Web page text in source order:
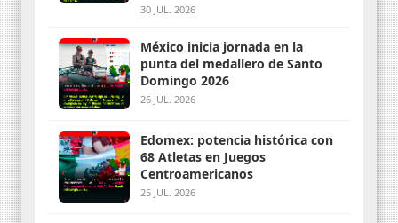
30 JUL. 2026
México inicia jornada en la
punta del medallero de Santo
Domingo 2026
26 JUL. 2026
Edomex: potencia histórica con
68 Atletas en Juegos
Centroamericanos
25 JUL. 2026